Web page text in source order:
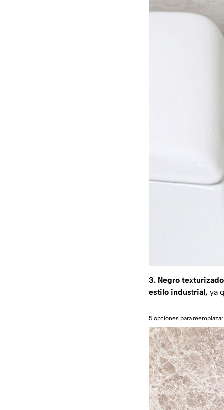
3. Negro texturizado
estilo industrial, ya
5 opciones para